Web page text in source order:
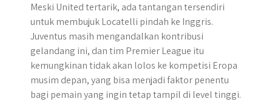
Meski United tertarik, ada tantangan tersendiri
untuk membujuk Locatelli pindah ke Inggris.
Juventus masih mengandalkan kontribusi
gelandang ini, dan tim Premier League itu
kemungkinan tidak akan lolos ke kompetisi Eropa
musim depan, yang bisa menjadi faktor penentu
bagi pemain yang ingin tetap tampil di level tinggi.